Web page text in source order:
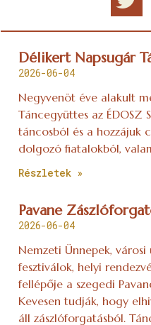
Délikert Napsugár
2026-06-04
Negyvenöt éve alakult
Táncegyüttes az ÉDOSZ
táncosból és a hozzájuk
dolgozó fiatalokból,
Részletek »
Pavane
2026-06-04
Nemzeti Ünnepek, városi
fesztiválok, helyi
fellépője a szegedi
Kevesen tudják, hogy
áll zászlóforgatásból.